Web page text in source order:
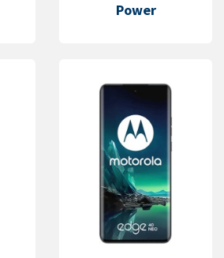
Power